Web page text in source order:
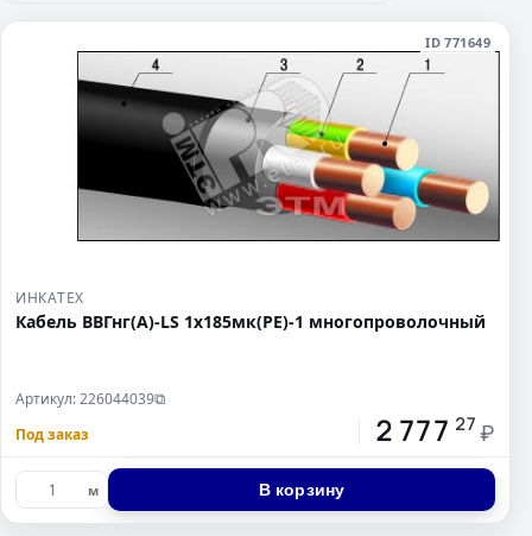
ID 771649
ИНКАТЕХ
Кабель ВВГнг(А)-LS 1х185мк(PE)-1 многопроволочный
Артикул: 226044039⧉
Под заказ 2 777 27 ₽
м В корзину